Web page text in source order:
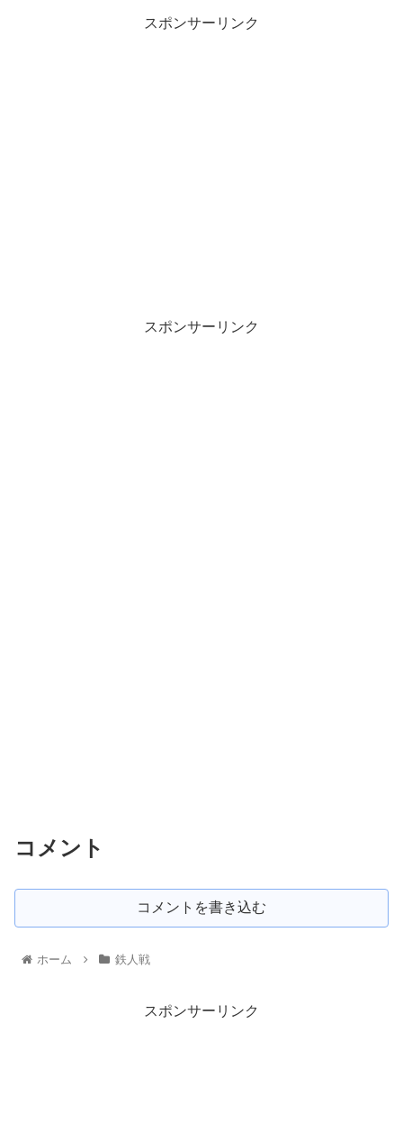
スポンサーリンク
スポンサーリンク
コメント
コメントを書き込む
ホーム 鉄人戦
スポンサーリンク